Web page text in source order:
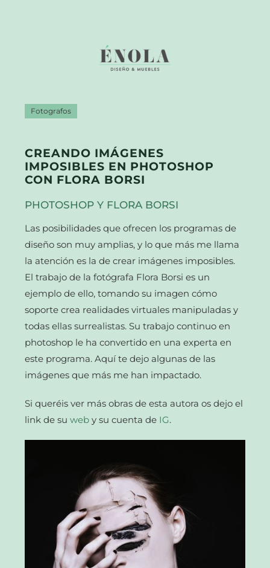
Fotografos
CREANDO IMÁGENES
IMPOSIBLES EN PHOTOSHOP
CON FLORA BORSI
PHOTOSHOP Y FLORA BORSI
Las posibilidades que ofrecen los programas de
diseño son muy amplias, y lo que más me llama
la atención es la de crear imágenes imposibles.
El trabajo de la fotógrafa Flora Borsi es un
ejemplo de ello, tomando su imagen cómo
soporte crea realidades virtuales manipuladas y
todas ellas surrealistas. Su trabajo continuo en
photoshop le ha convertido en una experta en
este programa. Aquí te dejo algunas de las
imágenes que más me han impactado.
Si queréis ver más obras de esta autora os dejo el
link de suweb y su cuenta de IG.